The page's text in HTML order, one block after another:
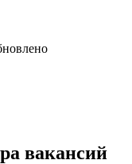
вакансий